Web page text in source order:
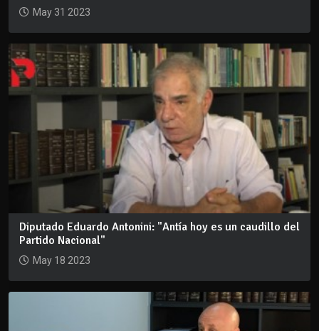
May 31 2023
Diputado Eduardo Antonini: "Antía hoy es un caudillo del
Partido Nacional"
May 18 2023